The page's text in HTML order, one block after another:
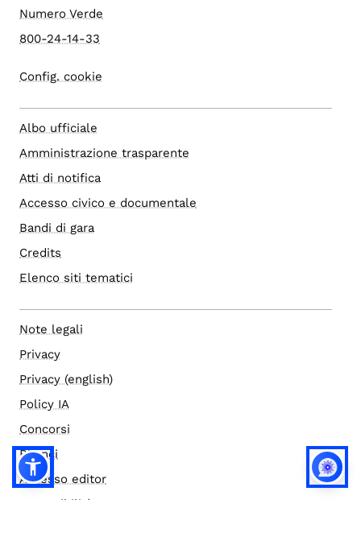
Numero Verde
800-24-14-33
Config. cookie
Albo ufficiale
Amministrazione trasparente
Atti di notifica
Accesso civico e documentale
Bandi di gara
Credits
Elenco siti tematici
Note legali
Privacy
Privacy (english)
Policy IA
Concorsi
Bilanci
Accesso editor
Accessibilità